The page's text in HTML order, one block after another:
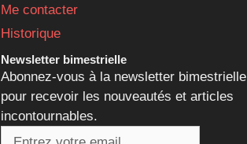
Me contacter
Historique
Newsletter bimestrielle
Abonnez-vous à la newsletter bimestrielle
pour recevoir les nouveautés et articles
incontournables.